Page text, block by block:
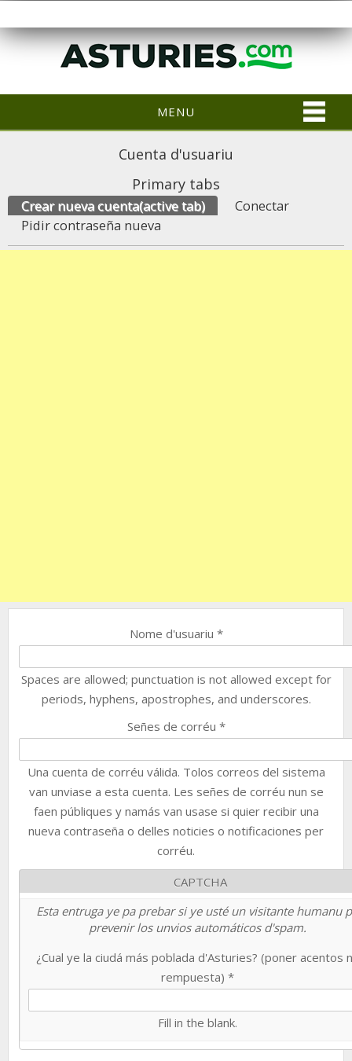
MENU
Cuenta d'usuariu
Primary tabs
Crear nueva cuenta(active tab)
Conectar
Pidir contraseña nueva
Nome d'usuariu *
Spaces are allowed; punctuation is not allowed except for
periods, hyphens, apostrophes, and underscores.
Señes de corréu *
Una cuenta de corréu válida. Tolos correos del sistema
van unviase a esta cuenta. Les señes de corréu nun se
faen públiques y namás van usase si quier recibir una
nueva contraseña o delles noticies o notificaciones per
corréu.
CAPTCHA
Esta entruga ye pa prebar si ye usté un visitante humanu
prevenir los unvios automáticos d'spam.
¿Cual ye la ciudá más poblada d'Asturies? (poner acentos
rempuesta) *
Fill in the blank.